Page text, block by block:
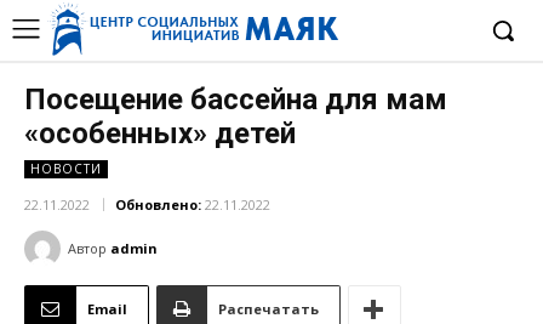
Посещение бассейна для мам
«особенных» детей
НОВОСТИ
22.11.2022 Обновлено: 22.11.2022
Автор admin
Email Распечатать